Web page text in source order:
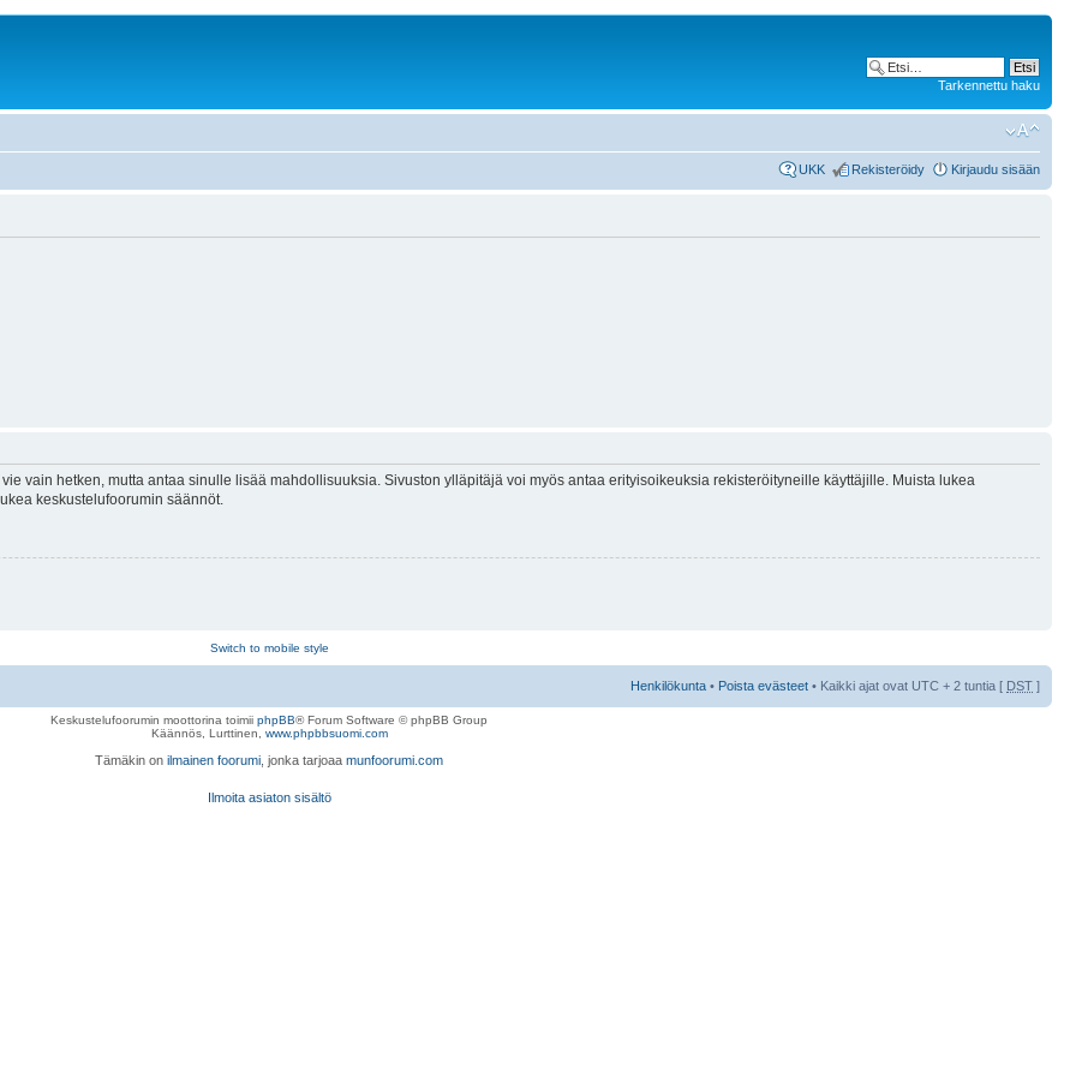
Tarkennettu haku
UKK Rekisteröidy Kirjaudu sisään
vain hetken, mutta antaa sinulle lisää mahdollisuuksia. Sivuston ylläpitäjä voi myös antaa erityisoikeuksia rekisteröityneille käyttäjille. Muista lukea
keskustelufoorumin säännöt.
Switch to mobile style
Henkilökunta • Poista evästeet • Kaikki ajat ovat UTC + 2 tuntia [ DST ]
Keskustelufoorumin moottorina toimii phpBB® Forum Software © phpBB Group
Käännös, Lurttinen, www.phpbbsuomi.com
Tämäkin on ilmainen foorumi , jonka tarjoaa munfoorumi.com
Ilmoita asiaton sisältö